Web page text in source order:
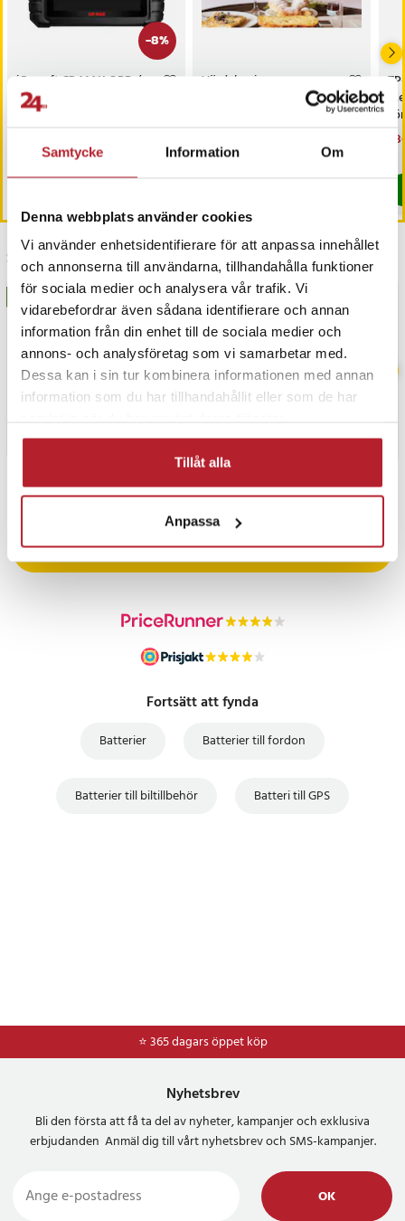
Samtycke Information Om
Denna webbplats använder cookies
Vi använder enhetsidentifierare för att anpassa innehållet
och annonserna till användarna, tillhandahålla funktioner
för sociala medier och analysera vår trafik. Vi
vidarebefordrar även sådana identifierare och annan
information från din enhet till de sociala medier och
annons- och analysföretag som vi samarbetar med.
Dessa kan i sin tur kombinera informationen med annan
information som du har tillhandahållit eller som de har
Tillåt alla
Anpassa
-8%
iCarsoft CR MAX OBD /
OBD2 felkodsläsare /
bildiagnosverktyg /
3 698 krTidigare pris 3 999 kr
I lager, levereras inom 1-2 vardagar
Värdebevis
I lager, levereras inom 1-2 vardagar
Senast besökta
BÄSTSÄLJARE BÄSTSÄLJARE
PRISGARANTI
UTFÖRSÄLJNING
Fortsätt att fynda
Batterier Batterier till fordon
Batterier till biltillbehör Batteri till GPS
⭐ 365 dagars öppet köp
⭐Frakt 49kr *
Nyhetsbrev
Bli den första att få ta del av nyheter, kampanjer och exklusiva
erbjudanden Anmäl dig till vårt nyhetsbrev och SMS-kampanjer.
OK